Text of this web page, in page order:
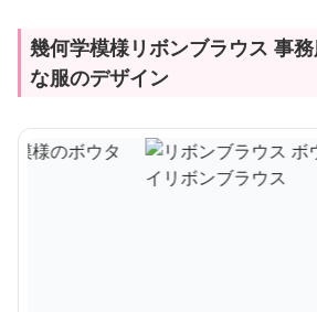
幾何学模様リボンブラウス 事
な服のデザイン